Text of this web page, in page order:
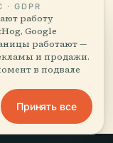
· GDPR
работу
Google
работают —
и продажи.
в подвале
Принять все